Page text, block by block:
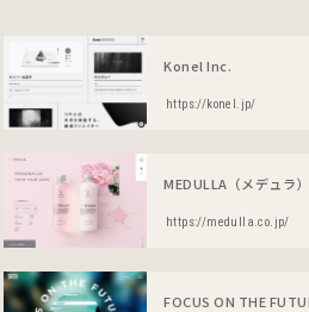
Konel Inc.
https://konel.jp/
MEDULLA（メデュラ）
https://medulla.co.jp/
FOCUS ON THE